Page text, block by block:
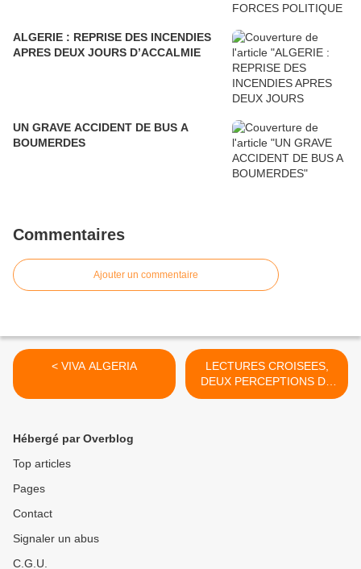
ALGERIE : REPRISE DES INCENDIES
APRES DEUX JOURS D’ACCALMIE
UN GRAVE ACCIDENT DE BUS A
BOUMERDES
Commentaires
Ajouter un commentaire
< VIVA ALGERIA
LECTURES CROISEES,
DEUX PERCEPTIONS DE
L’ALGERIE >
Hébergé par Overblog
Top articles
Pages
Contact
Signaler un abus
C.G.U.